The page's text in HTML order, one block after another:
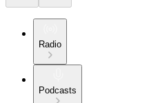
Radio
Podcasts